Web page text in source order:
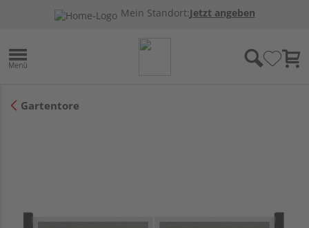
Mein Standort:Jetzt angeben
Gartentore